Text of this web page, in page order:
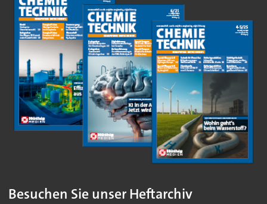
Besuchen Sie unser Heftarchiv